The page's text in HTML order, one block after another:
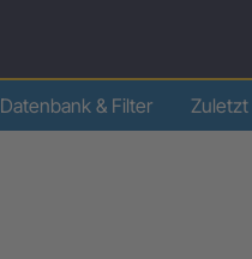
Datenbank & Filter